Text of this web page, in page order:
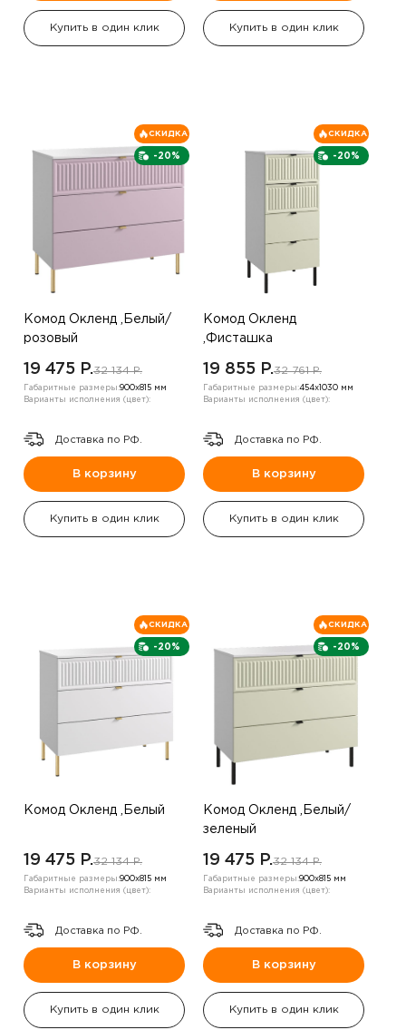
Купить в один клик Купить в один клик
-20%
СКИДКА
Комод Окленд ,Белый/
розовый
19 475 P.32 134 P.
Габаритные размеры:900х815 мм
Варианты исполнения (цвет):
Доставка по РФ.
В корзину
Купить в один клик
-20%
СКИДКА
Комод Окленд
,Фисташка
19 855 P.32 761 P.
Габаритные размеры:454х1030 мм
Варианты исполнения (цвет):
Доставка по РФ.
В корзину
Купить в один клик
-20%
СКИДКА
Комод Окленд ,Белый
19 475 P.32 134 P.
Габаритные размеры:900х815 мм
Варианты исполнения (цвет):
Доставка по РФ.
В корзину
Купить в один клик
-20%
СКИДКА
Комод Окленд ,Белый/
зеленый
19 475 P.32 134 P.
Габаритные размеры:900х815 мм
Варианты исполнения (цвет):
Доставка по РФ.
В корзину
Купить в один клик